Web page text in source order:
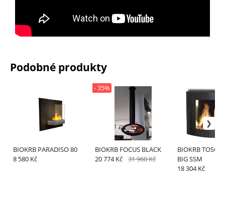
Podobné produkty
BIOKRB PARADISO 80
8 580 Kč
BIOKRB FOCUS BLACK
- 35%
20 774 Kč 31 960 Kč
BIOKRB
BIG SSM
18 304 Kč